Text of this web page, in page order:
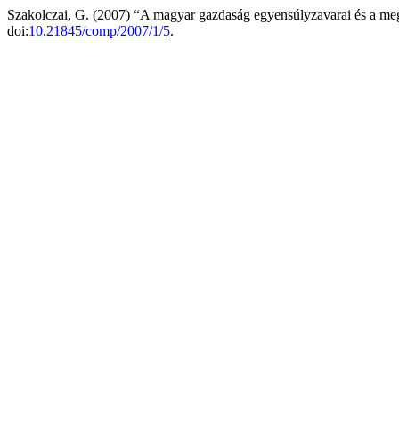
Szakolczai, G. (2007) “A magyar gazdaság egyensúlyzavarai és a
doi:10.21845/comp/2007/1/5.